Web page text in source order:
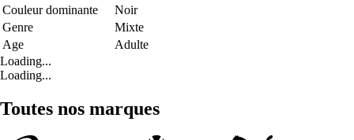
Couleur dominante
Noir
Genre
Mixte
Age
Adulte
Loading...
Loading...
Toutes nos marques